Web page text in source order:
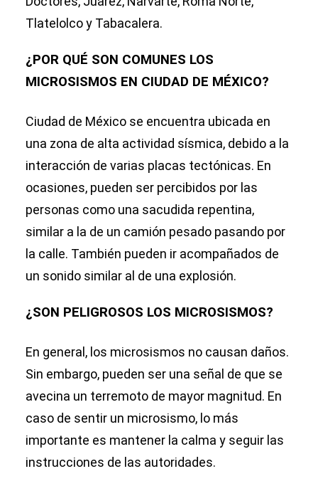
Tlatelolco y Tabacalera.
¿POR QUÉ SON COMUNES LOS
MICROSISMOS EN CIUDAD DE MÉXICO?
Ciudad de México se encuentra ubicada en
una zona de alta actividad sísmica, debido a la
interacción de varias placas tectónicas. En
ocasiones, pueden ser percibidos por las
personas como una sacudida repentina,
similar a la de un camión pesado pasando por
la calle. También pueden ir acompañados de
un sonido similar al de una explosión.
¿SON PELIGROSOS LOS MICROSISMOS?
En general, los microsismos no causan daños.
Sin embargo, pueden ser una señal de que se
avecina un terremoto de mayor magnitud. En
caso de sentir un microsismo, lo más
importante es mantener la calma y seguir las
instrucciones de las autoridades.